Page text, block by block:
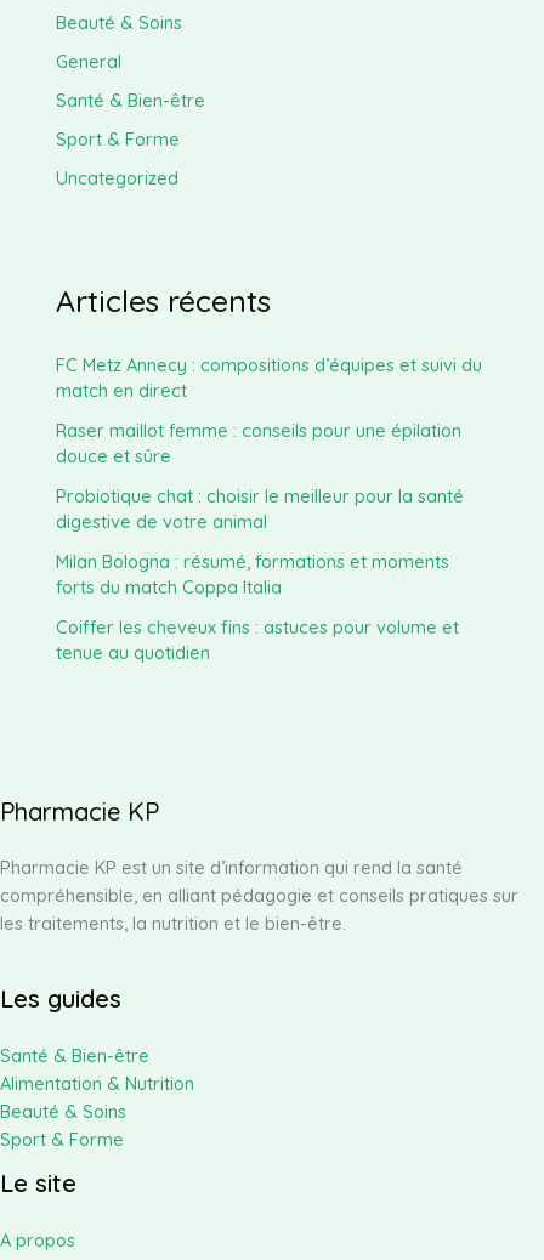
Beauté & Soins
General
Santé & Bien-être
Sport & Forme
Uncategorized
Articles récents
FC Metz Annecy : compositions d’équipes et suivi du
match en direct
Raser maillot femme : conseils pour une épilation
douce et sûre
Probiotique chat : choisir le meilleur pour la santé
digestive de votre animal
Milan Bologna : résumé, formations et moments
forts du match Coppa Italia
Coiffer les cheveux fins : astuces pour volume et
tenue au quotidien
Pharmacie KP
Pharmacie KP est un site d’information qui rend la santé
compréhensible, en alliant pédagogie et conseils pratiques sur
les traitements, la nutrition et le bien-être.
Les guides
Santé & Bien-être
Alimentation & Nutrition
Beauté & Soins
Sport & Forme
Le site
A propos